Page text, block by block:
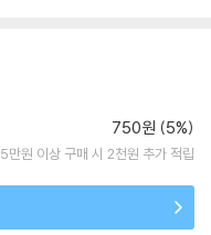
750원 (5%)
5만원 이상 구매 시 2천원 추가 적립